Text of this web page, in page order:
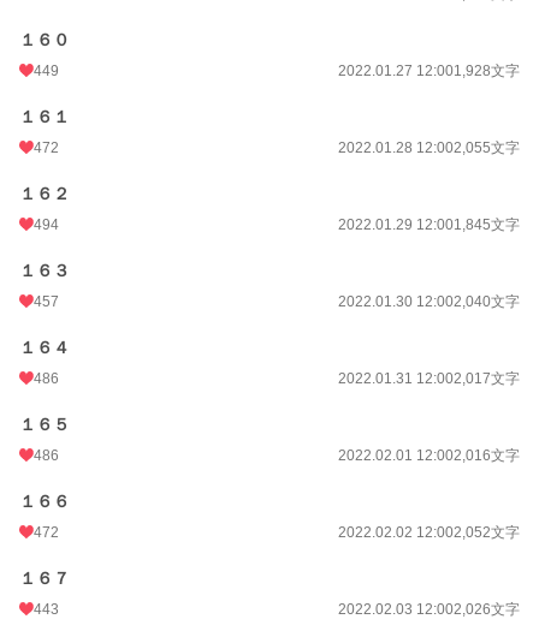
１６０
449 2022.01.27 12:001,928文字
１６１
472 2022.01.28 12:002,055文字
１６２
494 2022.01.29 12:001,845文字
１６３
457 2022.01.30 12:002,040文字
１６４
486 2022.01.31 12:002,017文字
１６５
486 2022.02.01 12:002,016文字
１６６
472 2022.02.02 12:002,052文字
１６７
443 2022.02.03 12:002,026文字